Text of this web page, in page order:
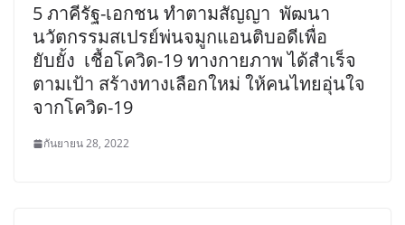
5 ภาคีรัฐ-เอกชน ทำตามสัญญา พัฒนา
นวัตกรรมสเปรย์พ่นจมูกแอนติบอดีเพื่อ
ยับยั้ง เชื้อโควิด-19 ทางกายภาพ ได้สำเร็จ
ตามเป้า สร้างทางเลือกใหม่ ให้คนไทยอุ่นใจ
จากโควิด-19
กันยายน 28, 2022